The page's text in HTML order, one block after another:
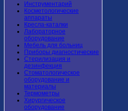
Инструментарий
Косметологические
аппараты
Кресла-каталки
Лабораторное
оборудование
Мебель для больниц
Приборы диагностические
Стерилизация и
дезинфекция
Стоматологическое
оборудование и
материалы
Термометры
Хирургическое
оборудование